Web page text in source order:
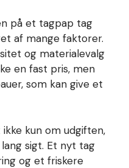
på et tagpap tag
af mange faktorer.
og materialevalg
en fast pris, men
som kan give et
kun om udgiften,
sigt. Et nyt tag
og et friskere